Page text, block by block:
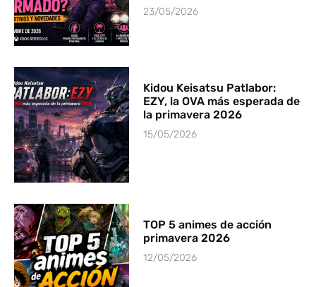
23/05/2026
Kidou Keisatsu Patlabor:
EZY, la OVA más esperada de
la primavera 2026
15/05/2026
TOP 5 animes de acción
primavera 2026
12/05/2026